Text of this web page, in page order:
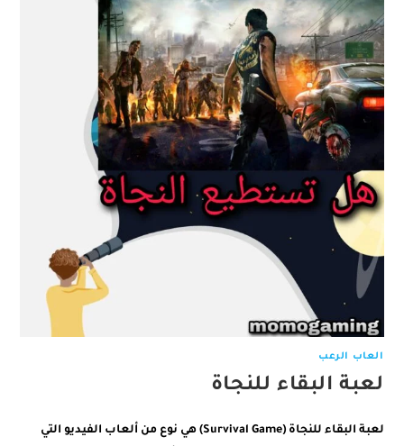
العاب الرعب
لعبة البقاء للنجاة
لعبة البقاء للنجاة (Survival Game) هي نوع من ألعاب الفيديو التي